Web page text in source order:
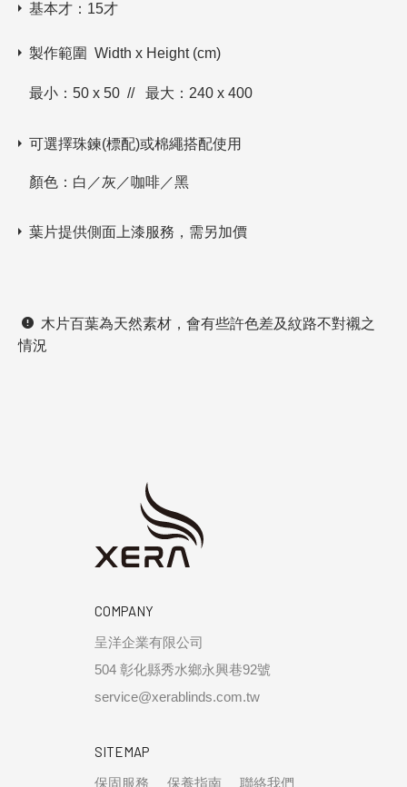
基本才：15才
製作範圍 Width x Height (cm)
最小：50 x 50 // 最大：240 x 400
可選擇珠鍊(標配)或棉繩搭配使用
顏色：白／灰／咖啡／黑
葉片提供側面上漆服務，需另加價
木片百葉為天然素材，會有些許色差及紋路不對襯之
情況
COMPANY
呈洋企業有限公司
504 彰化縣秀水鄉永興巷92號
service@xerablinds.com.tw
SITEMAP
保固服務 保養指南 聯絡我們